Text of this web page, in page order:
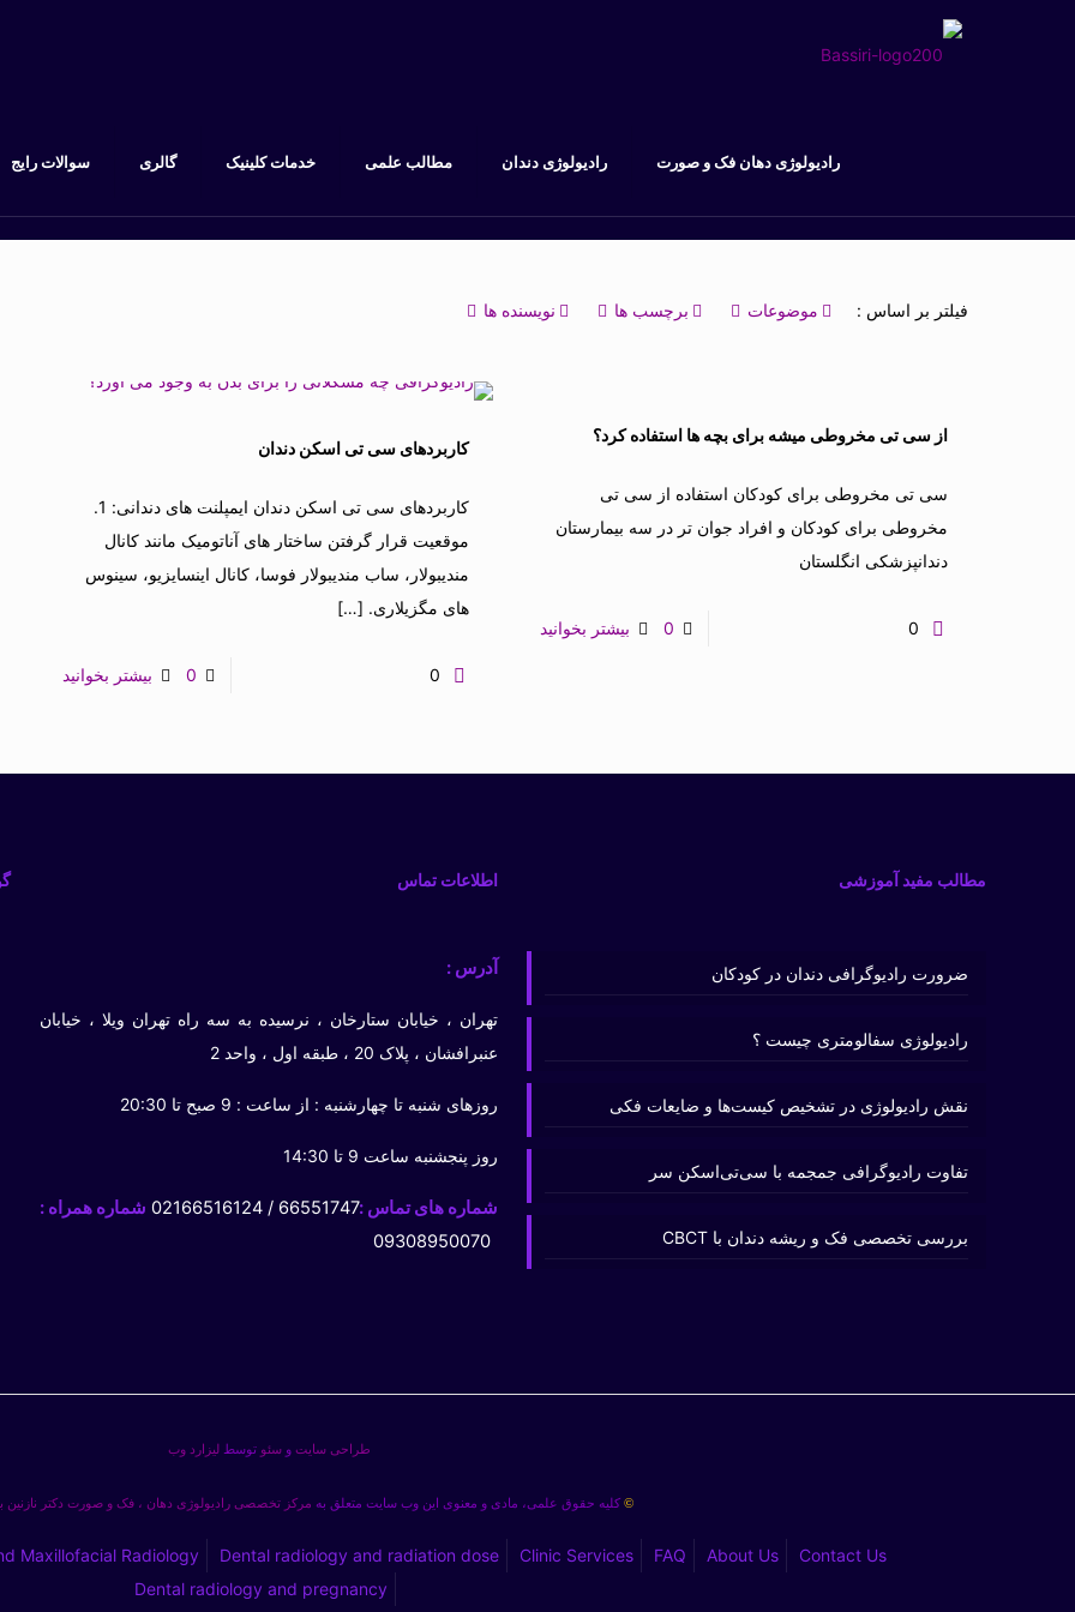
رادیولوژی دهان فک و صورت رادیولوژی دندان مطالب علمی خدمات کلینیک گالری سوالات رایج
فیلتر بر اساس : موضوعات برچسب ها نویسنده ها
از سی تی مخروطی میشه برای بچه ها استفاده کرد؟
سی تی مخروطی برای کودکان استفاده از سی تی
مخروطی برای کودکان و افراد جوان تر در سه بیمارستان
دندانپزشکی انگلستان
0
0 بیشتر بخوانید
کاربردهای سی تی اسکن دندان
کاربردهای سی تی اسکن دندان ایمپلنت های دندانی: 1.
موقعیت قرار گرفتن ساختار های آناتومیک مانند کانال
مندیبولار، ساب مندیبولار فوسا، کانال اینسایزیو، سینوس
های مگزیلاری. […]
0
0 بیشتر بخوانید
مطالب مفید آموزشی
ضرورت رادیوگرافی دندان در کودکان
رادیولوژی سفالومتری چیست ؟
نقش رادیولوژی در تشخیص کیست‌ها و ضایعات فکی
تفاوت رادیوگرافی جمجمه با سی‌تی‌اسکن سر
بررسی تخصصی فک و ریشه دندان با CBCT
اطلاعات تماس
آدرس :
تهران ، خیابان ستارخان ، نرسیده به سه راه تهران ویلا ، خیابان
عنبرافشان ، پلاک 20 ، طبقه اول ، واحد 2
روزهای شنبه تا چهارشنبه : از ساعت : 9 صبح تا 20:30
روز پنجشنبه ساعت 9 تا 14:30
شماره های تماس :66551747 / 02166516124
شماره همراه :
09308950070
طراحی سایتو سئو توسط لیزارد وب
© کلیه حقوق علمی، مادی و معنوی این وب سایت متعلق به مرکز تخصصی رادیولوژی دهان ، فک و صورت دکتر
Contact Us
About Us
FAQ
Clinic Services
Dental radiology and radiation dose
Maxillofacial Radiology
Dental radiology and pregnancy